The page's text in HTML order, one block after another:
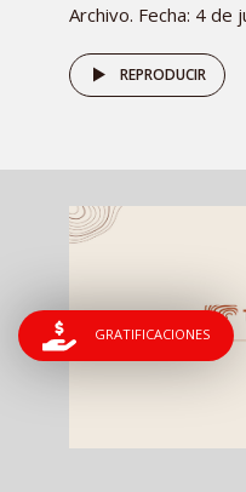
Archivo. Fecha: 4 de
REPRODUCIR
GRATIFICACIONES